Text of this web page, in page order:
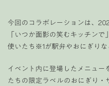
今回のコラボレーションは、
「いつか面影の笑むキッチン
使いたち※1が駅弁やおにぎりな
イベント内に登場したメニュ
たちの限定ラベルのおにぎり